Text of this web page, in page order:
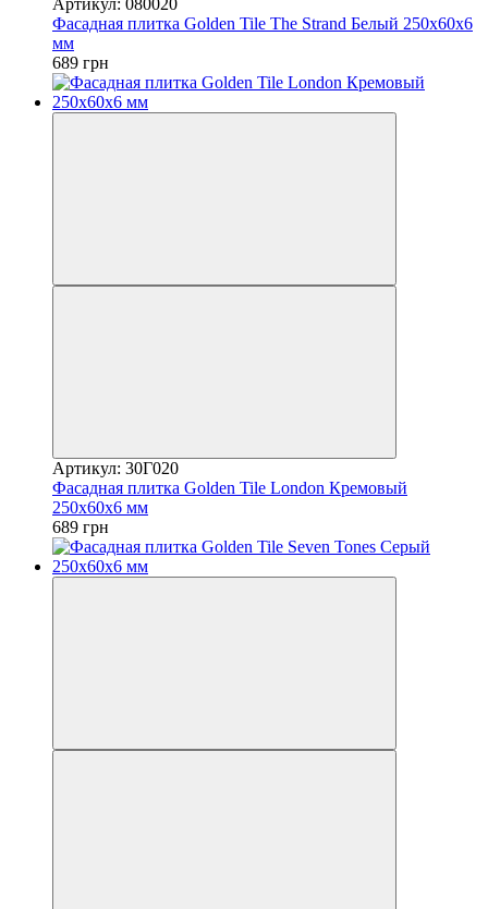
Фасадная плитка Golden Tile The Strand Белый 250х60х6
мм
689 грн
Артикул: 30Г020
Фасадная плитка Golden Tile London Кремовый
250х60х6 мм
689 грн